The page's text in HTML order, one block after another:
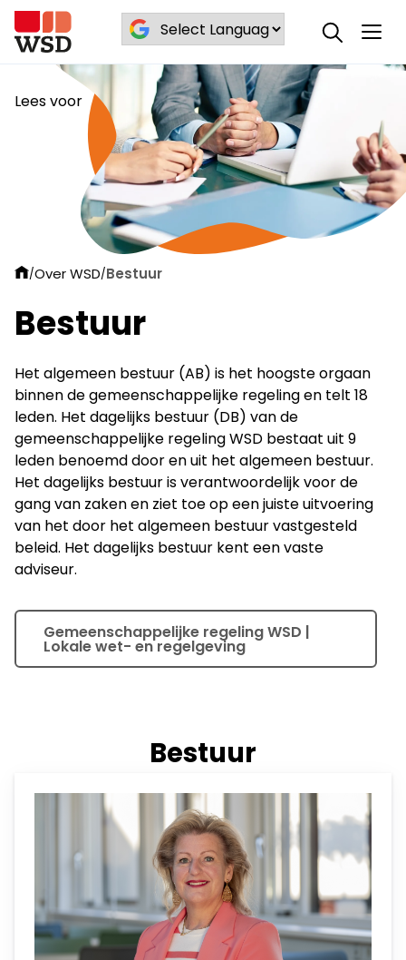
Lees voor
/Over WSD/Bestuur
Bestuur
Het algemeen bestuur (AB) is het hoogste orgaan
binnen de gemeenschappelijke regeling en telt 18
leden. Het dagelijks bestuur (DB) van de
gemeenschappelijke regeling WSD bestaat uit 9
leden benoemd door en uit het algemeen bestuur.
Het dagelijks bestuur is verantwoordelijk voor de
gang van zaken en ziet toe op een juiste uitvoering
van het door het algemeen bestuur vastgesteld
beleid. Het dagelijks bestuur kent een vaste
adviseur.
Gemeenschappelijke regeling WSD |
Lokale wet- en regelgeving
Bestuur